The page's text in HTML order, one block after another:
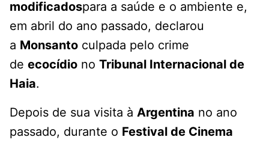
modificadospara a saúde e o ambiente e,
em abril do ano passado, declarou
a Monsanto culpada pelo crime
de ecocídio no Tribunal Internacional de
Haia.
Depois de sua visita à Argentina no ano
passado, durante o Festival de Cinema